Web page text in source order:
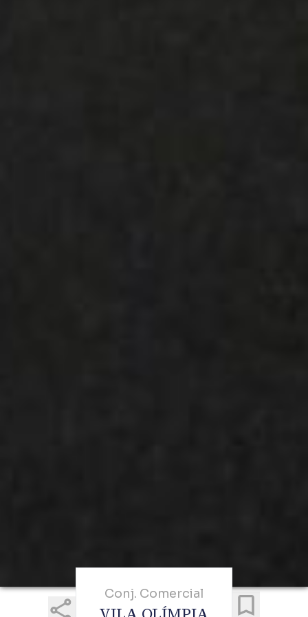
Conj. Comercial